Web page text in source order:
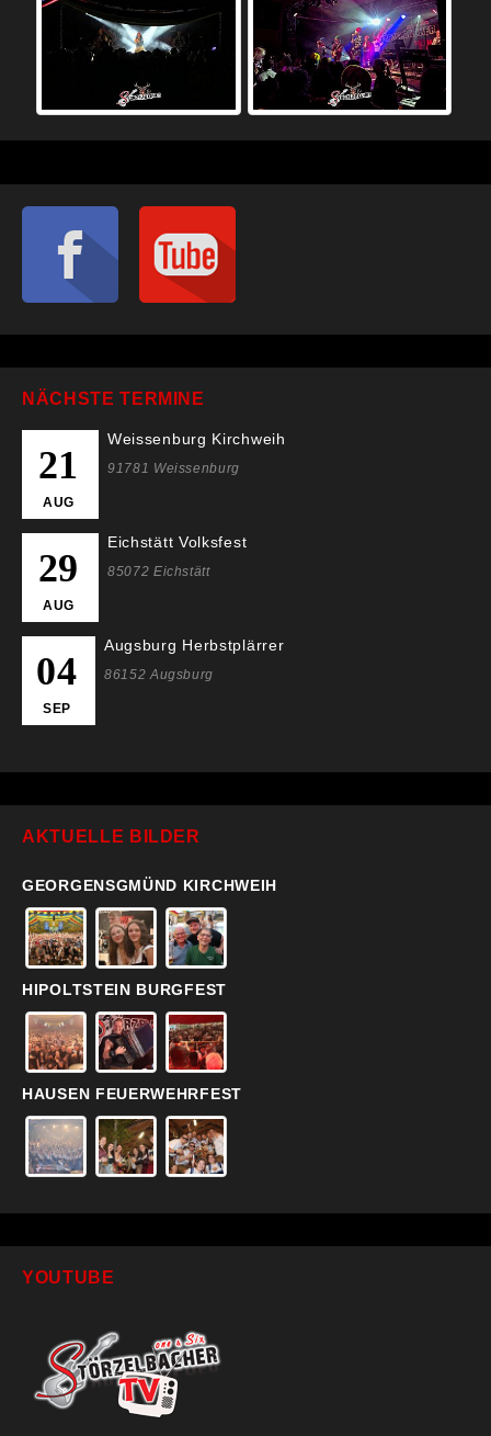
NÄCHSTE TERMINE
21
AUG
Weissenburg Kirchweih
91781 Weissenburg
29
AUG
Eichstätt Volksfest
85072 Eichstätt
04
SEP
Augsburg Herbstplärrer
86152 Augsburg
AKTUELLE BILDER
GEORGENSGMÜND KIRCHWEIH
HIPOLTSTEIN BURGFEST
HAUSEN FEUERWEHRFEST
YOUTUBE